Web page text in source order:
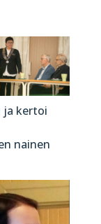
ja kertoi
nainen